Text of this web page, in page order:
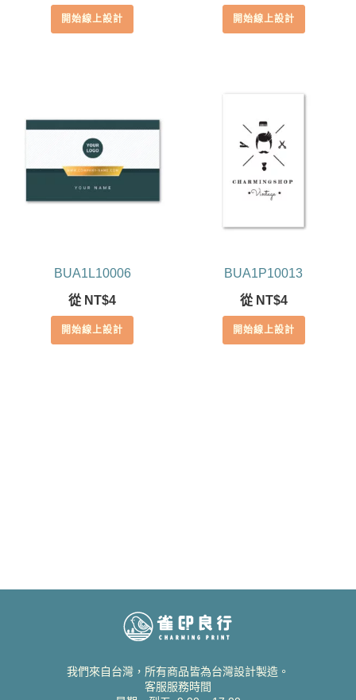
開始線上設計
滿分 5
開始線上設計
BUA1L10006
從 NT$4
開始線上設計
BUA1P10013
從 NT$4
開始線上設計
我們來自台灣，所有商品皆為台灣設計製造。
客服服務時間